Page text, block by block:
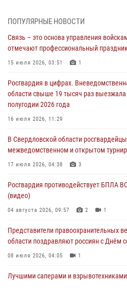
Росгвардия обеспечивает
Представитель Управления
«Телекон»
В Свердловской области росгвардейцы
29 июля 2026, 12:30
Православные священники
ПОПУЛЯРНЫЕ НОВОСТИ
Связь – это основа управления
отмечают профессиональный
15 июля 2026, 03:51 1
Росгвардия в цифрах.
области свыше 19 тысяч раз выезжала
полугодии 2026 года
16 июля 2026, 11:29
В Свердловской области
межведомственном и открытом
17 июля 2026, 04:38 3
Росгвардия противодействует БПЛА
(видео)
04 августа 2026, 09:57 2 1
Представители правоохранительных
области поздравляют россиян с Днём
08 июля 2026, 04:05 1
Лучшими саперами и